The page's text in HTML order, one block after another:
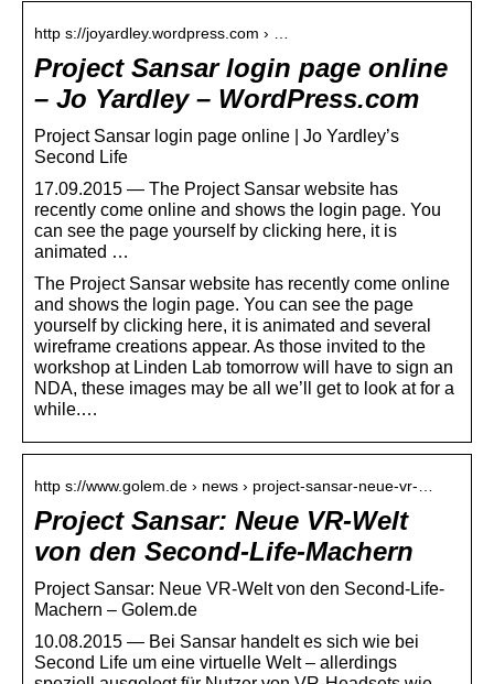
http s://joyardley.wordpress.com › …
Project Sansar login page online
– Jo Yardley – WordPress.com
Project Sansar login page online | Jo Yardley’s
Second Life
17.09.2015 — The Project Sansar website has
recently come online and shows the login page. You
can see the page yourself by clicking here, it is
animated …
The Project Sansar website has recently come online
and shows the login page. You can see the page
yourself by clicking here, it is animated and several
wireframe creations appear. As those invited to the
workshop at Linden Lab tomorrow will have to sign an
NDA, these images may be all we’ll get to look at for a
while.…
http s://www.golem.de › news › project-sansar-neue-vr-…
Project Sansar: Neue VR-Welt
von den Second-Life-Machern
Project Sansar: Neue VR-Welt von den Second-Life-
Machern – Golem.de
10.08.2015 — Bei Sansar handelt es sich wie bei
Second Life um eine virtuelle Welt – allerdings